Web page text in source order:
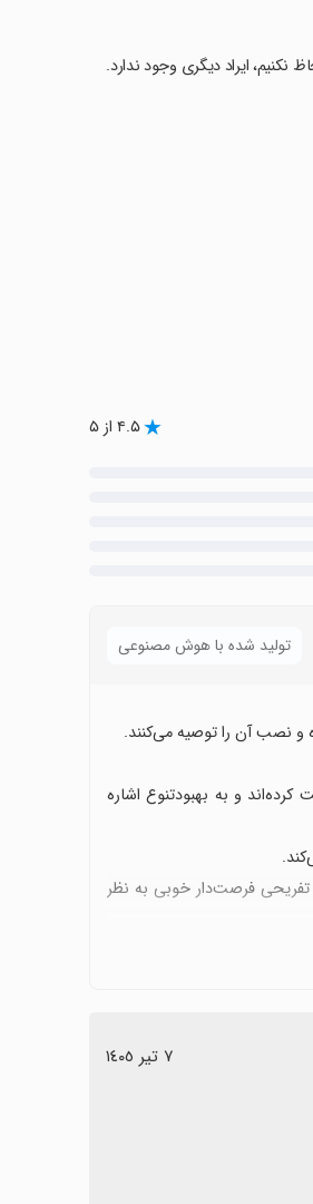
ایراد دیگری وجود ندارد.
۴.۵ از ۵
تولید شده با هوش مصنوعی
و نصب آن را توصیه می‌کنند.
و به بهبودتنوع اشاره
تفریحی فرصت‌دار خوبی به نظر
٧ تیر ١٤٠٥